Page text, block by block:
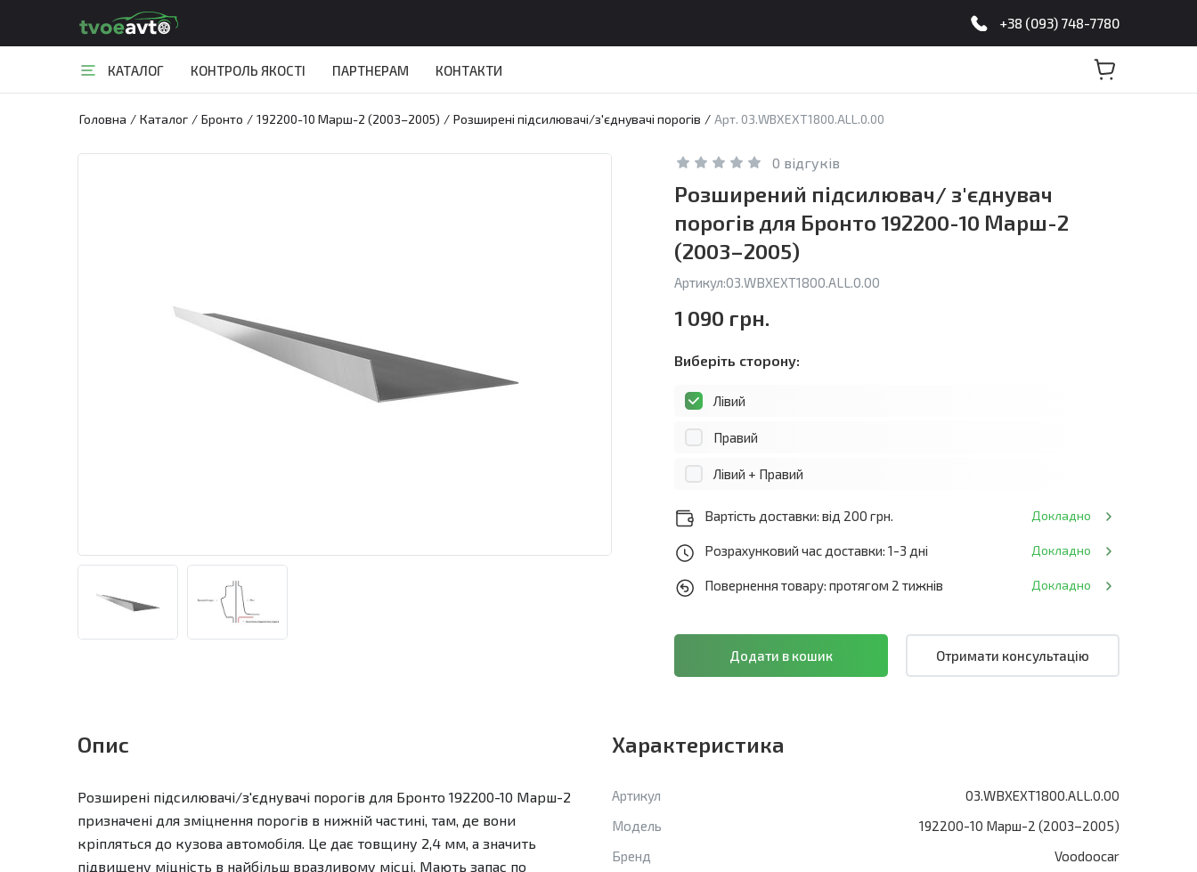
+38 (093) 748-7780
КАТАЛОГ КОНТРОЛЬ ЯКОСТІ ПАРТНЕРАМ КОНТАКТИ
Головна / Каталог / Бронто / 192200-10 Марш-2 (2003–2005) / Розширені підсилювачі/з'єднувачі порогів / Арт. 03.WBXEXT1800.ALL.0.00
0 відгуків
Розширений підсилювач/ з'єднувач
порогів для Бронто 192200-10 Марш-2
(2003–2005)
Артикул:03.WBXEXT1800.ALL.0.00
1 090 грн.
Виберіть сторону:
Лівий
Правий
Лівий + Правий
Вартість доставки: від 200 грн. Докладно
Розрахунковий час доставки: 1-3 дні Докладно
Повернення товару: протягом 2 тижнів Докладно
Отримати консультацію
Опис
Розширені підсилювачі/з'єднувачі порогів для Бронто 192200-10 Марш-2
призначені для зміцнення порогів в нижній частині, там, де вони
кріпляться до кузова автомобіля. Це дає товщину 2,4 мм, а значить
підвищену міцність в найбільш вразливому місці. Мають запас по
Характеристика
Артикул
03.WBXEXT1800.ALL.0.00
Модель
192200-10 Марш-2 (2003–2005)
Бренд
Voodoocar